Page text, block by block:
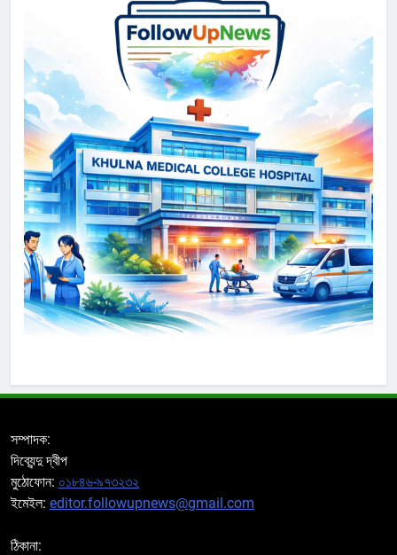
সম্পাদক:
দিব্যেন্দু দ্বীপ
মুঠোফোন: ০১৮৪৬-৯৭৩২৩২
ইমেইল: editor.followupnews@gmail.com
ঠিকানা: